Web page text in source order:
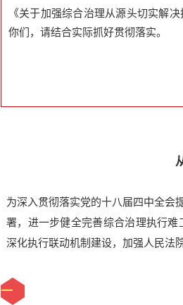
《关于加强综合治理从源头切实解
你们，请结合实际抓好贯彻落实。
为深入贯彻落实党的十八届四中全会
署，进一步健全完善综合治理执行难
深化执行联动机制建设，加强人民法
一